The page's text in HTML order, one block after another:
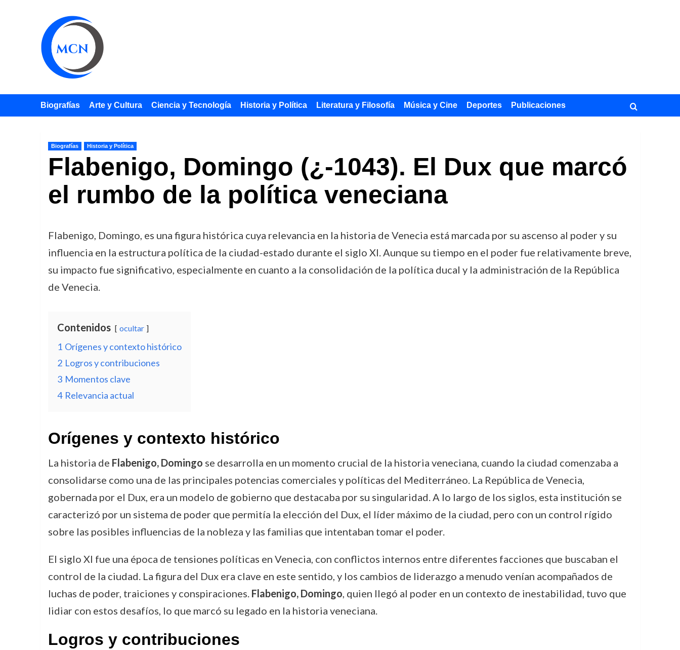
Biografías Arte y Cultura Ciencia y Tecnología Historia y Política Literatura y Filosofía Música y Cine Deportes Publicaciones
Biografías Historia y Política
Flabenigo, Domingo (¿-1043). El Dux que marcó
el rumbo de la política veneciana
Flabenigo, Domingo, es una figura histórica cuya relevancia en la historia de Venecia está marcada por su ascenso al poder y su
influencia en la estructura política de la ciudad-estado durante el siglo XI. Aunque su tiempo en el poder fue relativamente breve,
su impacto fue significativo, especialmente en cuanto a la consolidación de la política ducal y la administración de la República
de Venecia.
Contenidos ocultar
1 Orígenes y contexto histórico
2 Logros y contribuciones
3 Momentos clave
4 Relevancia actual
Orígenes y contexto histórico
La historia de Flabenigo, Domingo se desarrolla en un momento crucial de la historia veneciana, cuando la ciudad comenzaba a
consolidarse como una de las principales potencias comerciales y políticas del Mediterráneo. La República de Venecia,
gobernada por el Dux, era un modelo de gobierno que destacaba por su singularidad. A lo largo de los siglos, esta institución se
caracterizó por un sistema de poder que permitía la elección del Dux, el líder máximo de la ciudad, pero con un control rígido
sobre las posibles influencias de la nobleza y las familias que intentaban tomar el poder.
El siglo XI fue una época de tensiones políticas en Venecia, con conflictos internos entre diferentes facciones que buscaban el
control de la ciudad. La figura del Dux era clave en este sentido, y los cambios de liderazgo a menudo venían acompañados de
luchas de poder, traiciones y conspiraciones. Flabenigo, Domingo, quien llegó al poder en un contexto de inestabilidad, tuvo que
lidiar con estos desafíos, lo que marcó su legado en la historia veneciana.
Logros y contribuciones